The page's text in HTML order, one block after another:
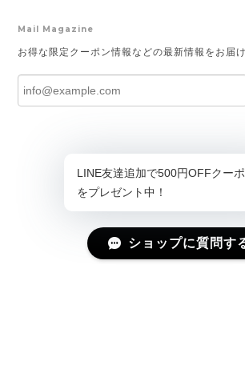
Mail Magazine
お得な限定クーポン情報などの最新情報をお届け
ショップに質問す